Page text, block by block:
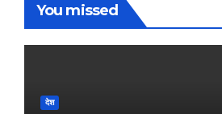
You missed
देश